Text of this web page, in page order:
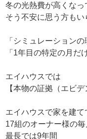
冬の光熱費が高くなっ
そう不安に思う方も
「シミュレーション
「1年目の特定の月だ
エイハウスでは
【本物の証拠（エビ
エイハウスで家を建て
17組のオーナー様の
最長では9年間